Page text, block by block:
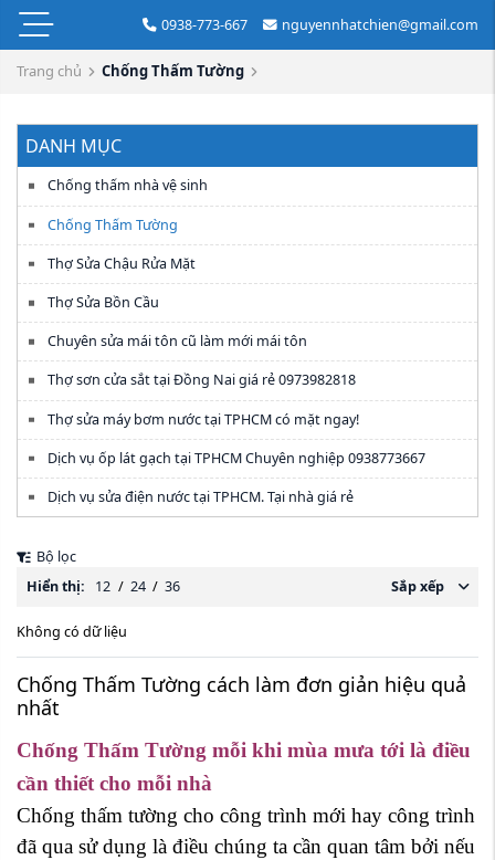
0938-773-667 nguyennhatchien@gmail.com
Trang chủ Chống Thấm Tường
DANH MỤC
Chống thấm nhà vệ sinh
Chống Thấm Tường
Thợ Sửa Chậu Rửa Mặt
Thợ Sửa Bồn Cầu
Chuyên sửa mái tôn cũ làm mới mái tôn
Thợ sơn cửa sắt tại Đồng Nai giá rẻ 0973982818
Thợ sửa máy bơm nước tại TPHCM có mặt ngay!
Dịch vụ ốp lát gạch tại TPHCM Chuyên nghiệp 0938773667
Dịch vụ sửa điện nước tại TPHCM. Tại nhà giá rẻ
Bộ lọc
Hiển thị:
12 / 24 / 36 Sắp xếp
Không có dữ liệu
Chống Thấm Tường cách làm đơn giản hiệu quả
nhất
Chống Thấm Tường mỗi khi mùa mưa tới là điều
cần thiết cho mỗi nhà
Chống thấm tường cho công trình mới hay công trình
đã qua sử dụng là điều chúng ta cần quan tâm bởi nếu